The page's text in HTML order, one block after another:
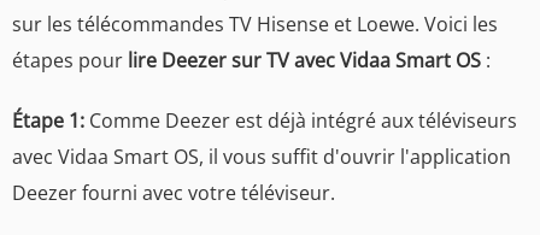
sur les télécommandes TV Hisense et Loewe. Voici les
étapes pour lire Deezer sur TV avec Vidaa Smart OS :
Étape 1: Comme Deezer est déjà intégré aux téléviseurs
avec Vidaa Smart OS, il vous suffit d'ouvrir l'application
Deezer fourni avec votre téléviseur.